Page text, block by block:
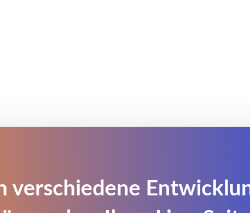
verschiedene